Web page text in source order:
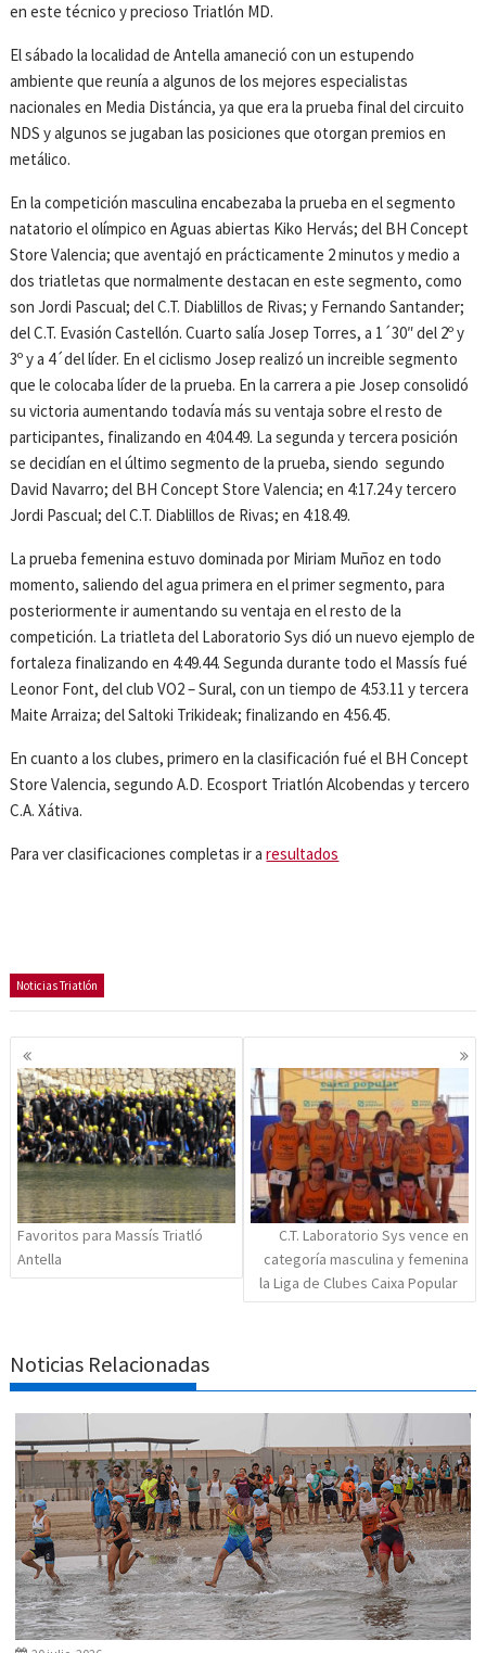
en este técnico y precioso Triatlón MD.
El sábado la localidad de Antella amaneció con un estupendo
ambiente que reunía a algunos de los mejores especialistas
nacionales en Media Distáncia, ya que era la prueba final del circuito
NDS y algunos se jugaban las posiciones que otorgan premios en
metálico.
En la competición masculina encabezaba la prueba en el segmento
natatorio el olímpico en Aguas abiertas Kiko Hervás; del BH Concept
Store Valencia; que aventajó en prácticamente 2 minutos y medio a
dos triatletas que normalmente destacan en este segmento, como
son Jordi Pascual; del C.T. Diablillos de Rivas; y Fernando Santander;
del C.T. Evasión Castellón. Cuarto salía Josep Torres, a 1´30″ del 2º y
3º y a 4´del líder. En el ciclismo Josep realizó un increible segmento
que le colocaba líder de la prueba. En la carrera a pie Josep consolidó
su victoria aumentando todavía más su ventaja sobre el resto de
participantes, finalizando en 4:04.49. La segunda y tercera posición
se decidían en el último segmento de la prueba, siendo segundo
David Navarro; del BH Concept Store Valencia; en 4:17.24 y tercero
Jordi Pascual; del C.T. Diablillos de Rivas; en 4:18.49.
La prueba femenina estuvo dominada por Miriam Muñoz en todo
momento, saliendo del agua primera en el primer segmento, para
posteriormente ir aumentando su ventaja en el resto de la
competición. La triatleta del Laboratorio Sys dió un nuevo ejemplo de
fortaleza finalizando en 4:49.44. Segunda durante todo el Massís fué
Leonor Font, del club VO2 – Sural, con un tiempo de 4:53.11 y tercera
Maite Arraiza; del Saltoki Trikideak; finalizando en 4:56.45.
En cuanto a los clubes, primero en la clasificación fué el BH Concept
Store Valencia, segundo A.D. Ecosport Triatlón Alcobendas y tercero
C.A. Xátiva.
Para ver clasificaciones completas ir aresultados
Noticias Triatlón
Navegación
de
entradas
Favoritos para Massís Triatló
Antella
C.T. Laboratorio Sys vence en
categoría masculina y femenina
la Liga de Clubes Caixa Popular
Noticias Relacionadas